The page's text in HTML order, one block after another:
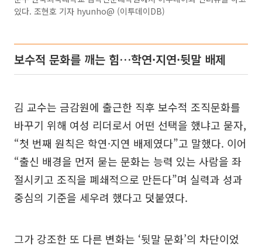
있다. 조현호 기자 hyunho@ (이투데이DB)
보수적 문화를 깨는 힘…학연·지연·뒷말 배제
김 교수는 금감원에 출근한 직후 보수적 조직문화를
바꾸기 위해 여성 리더로서 어떤 선택을 했냐고 묻자,
“첫 번째 원칙은 학연·지연 배제였다”고 말했다. 이어
“출신 배경을 먼저 묻는 문화는 능력 있는 사람을 좌
절시키고 조직을 폐쇄적으로 만든다”며 실력과 성과
중심의 기준을 세우려 했다고 덧붙였다.
그가 강조한 또 다른 변화는 ‘뒷말 문화’의 차단이었